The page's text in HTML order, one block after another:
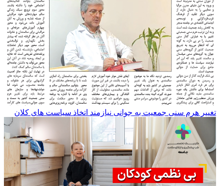
تغییر هرم سنی جمعیت به جوانی نیازمند اتخاذ سیاست های کلان